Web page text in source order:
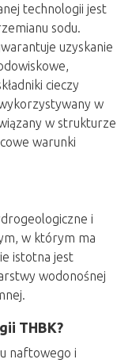
technologii jest
sodu.
uzyskanie
cieczy
w
w strukturze
warunki
i
w którym ma
istotna jest
wodonośnej
THBK?
naftowego i